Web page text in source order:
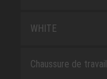
WHITE
Chaussure de travail